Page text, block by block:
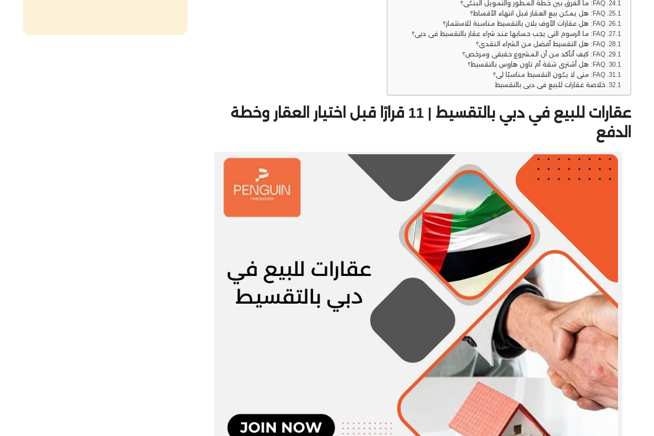
FAQ: ما الفرق بين خطة المطور والتمويل البنكي؟
FAQ: هل يمكن بيع العقار قبل انتهاء الأقساط؟
FAQ: هل عقارات الأوف بلان بالتقسيط مناسبة للاستثمار؟
FAQ: ما الرسوم التي يجب حسابها عند شراء عقار بالتقسيط في دبي؟
FAQ: هل التقسيط أفضل من الشراء النقدي؟
FAQ: كيف أتأكد من أن المشروع حقيقي ومرخص؟
FAQ: هل أشتري شقة أم تاون هاوس بالتقسيط؟
FAQ: متى لا يكون التقسيط مناسبًا لي؟
خلاصة عقارات للبيع في دبي بالتقسيط
عقارات للبيع في دبي بالتقسيط | 11 قرارًا قبل اختيار العقار وخطة
الدفع